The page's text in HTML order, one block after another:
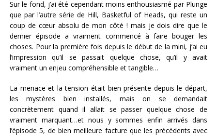
Sur le fond, j’ai été cependant moins enthousiasmé par Plunge
que par l’autre série de Hill, Basketful of Heads, qui reste un
coup de cœur absolu de mon côté ! mais je dois dire que le
dernier épisode a vraiment commencé à faire bouger les
choses. Pour la première fois depuis le début de la mini, j’ai eu
l’impression qu’il se passait quelque chose, qu’il y avait
vraiment un enjeu compréhensible et tangible…
La menace et la tension était bien présente depuis le départ,
les mystères bien installés, mais on se demandait
concrètement quand il allait se passer quelque chose de
vraiment marquant…et nous y sommes enfin arrivés dans
l’épisode 5, de bien meilleure facture que les précédents avec